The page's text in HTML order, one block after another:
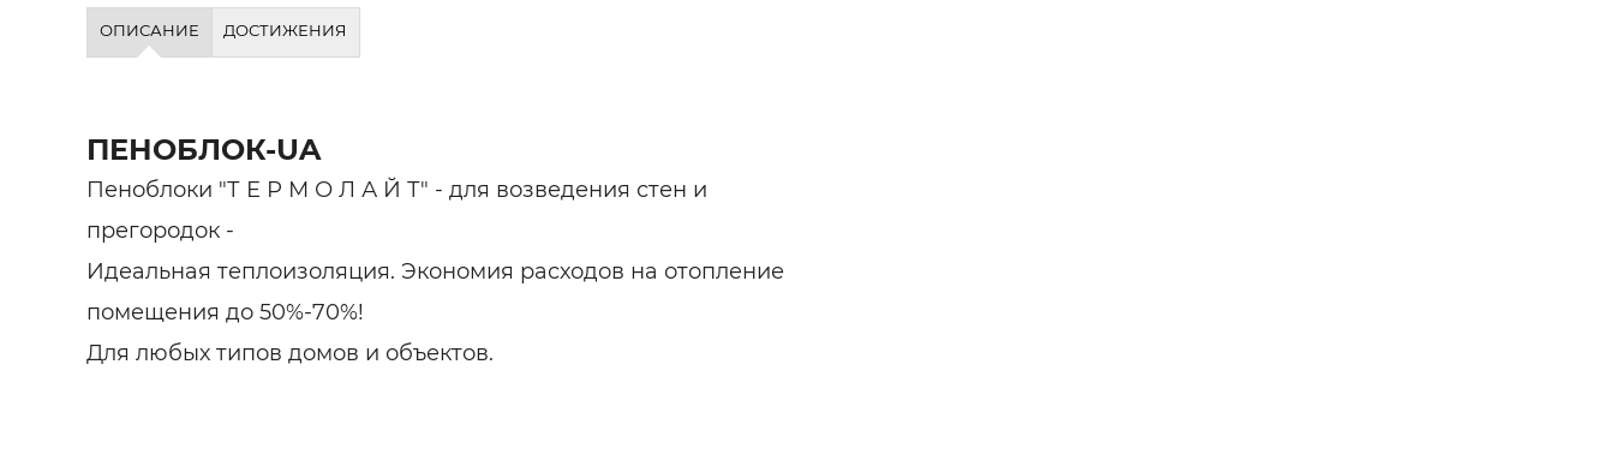
ОПИСАНИЕ ДОСТИЖЕНИЯ
ПЕНОБЛОК-UA
Пеноблоки "Т Е Р М О Л А Й Т" - для возведения стен и
прегородок -
Идеальная теплоизоляция. Экономия расходов на отопление
помещения до 50%-70%!
Для любых типов домов и объектов.